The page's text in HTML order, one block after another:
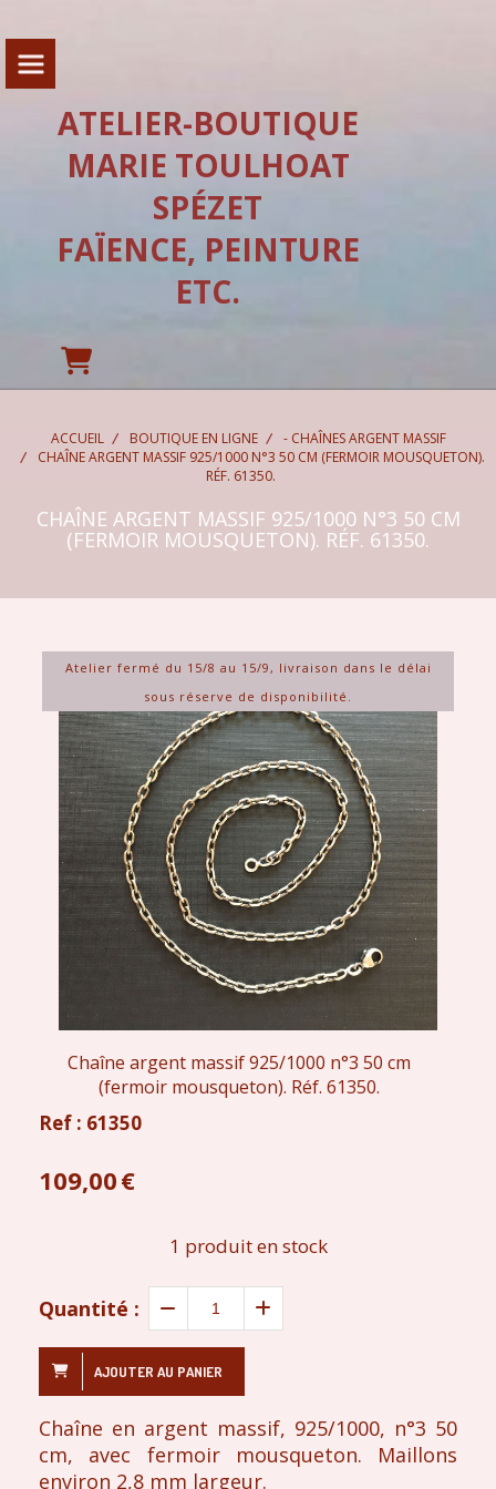
ATELIER-BOUTIQUE
MARIE TOULHOAT
SPÉZET
FAÏENCE, PEINTURE
ETC.
ACCUEIL BOUTIQUE EN LIGNE
- CHAÎNES ARGENT MASSIF
CHAÎNE ARGENT MASSIF 925/1000 N°3 50 CM (FERMOIR MOUSQUETON).
RÉF. 61350.
CHAÎNE ARGENT MASSIF 925/1000 N°3 50 CM
(FERMOIR MOUSQUETON). RÉF. 61350.
Atelier fermé du 15/8 au 15/9, livraison dans le délai
sous réserve de disponibilité.
Chaîne argent massif 925/1000 n°3 50 cm
(fermoir mousqueton). Réf. 61350.
Ref : 61350
109,00€
1 produit en stock
Quantité :
AJOUTER AU PANIER
Chaîne en argent massif, 925/1000, n°3 50
cm, avec fermoir mousqueton. Maillons
environ 2,8 mm largeur.